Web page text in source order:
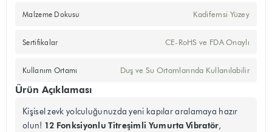
Malzeme Dokusu Kadifemsi Yüzey
Sertifikalar CE-RoHS ve FDA Onaylı
Kullanım Ortamı Duş ve Su Ortamlarında Kullanılabilir
Ürün Açıklaması
Kişisel zevk yolculuğunuzda yeni kapılar aralamaya hazır
olun! 12 Fonksiyonlu Titreşimli Yumurta Vibratör,